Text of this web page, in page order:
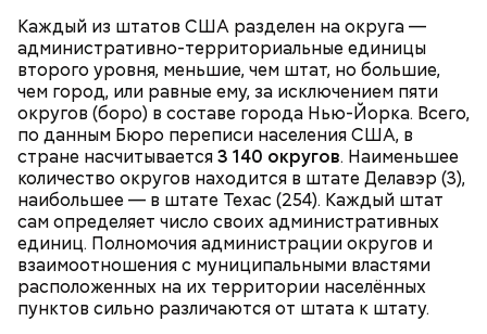
Каждый из штатов США разделен на округа —
административно-территориальные единицы
второго уровня, меньшие, чем штат, но большие,
чем город, или равные ему, за исключением пяти
округов (боро) в составе города Нью-Йорка. Всего,
по данным Бюро переписи населения США, в
стране насчитывается3 140 округов. Наименьшее
количество округов находится в штате Делавэр (3),
наибольшее — в штате Техас (254). Каждый штат
сам определяет число своих административных
единиц. Полномочия администрации округов и
взаимоотношения с муниципальными властями
расположенных на их территории населённых
пунктов сильно различаются от штата к штату.
2-3 картофелины,
1 некрупное яблоко,
1 некрупный помидор,
2 корня сельдерея,
салатная заправка.